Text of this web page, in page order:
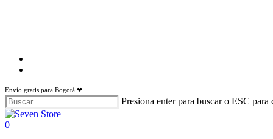
Envío gratis para Bogotá ❤
Presiona enter para buscar o ESC para
Close
Search
search
account
0